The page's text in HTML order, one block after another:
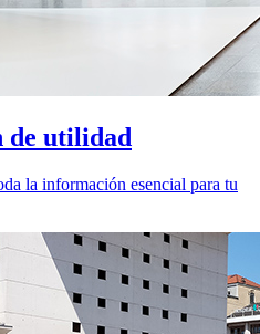
de utilidad
la información esencial para tu